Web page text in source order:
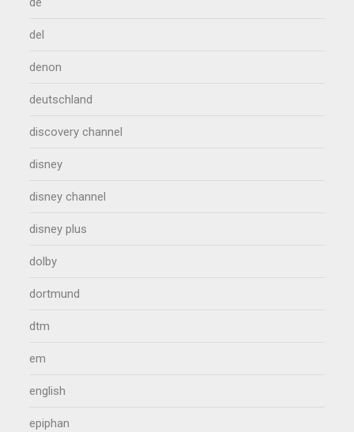
del
denon
deutschland
discovery channel
disney
disney channel
disney plus
dolby
dortmund
dtm
em
english
epiphan